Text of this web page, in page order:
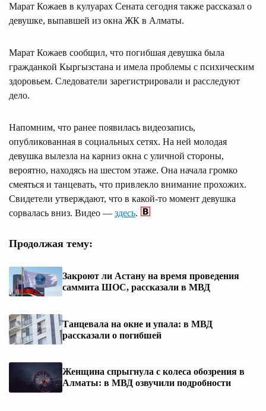
Марат Кожаев в кулуарах Сената сегодня также рассказал о
девушке, выпавшей из окна ЖК в Алматы.
Марат Кожаев сообщил, что погибшая девушка была
гражданкой Кыргызстана и имела проблемы с психическим
здоровьем. Следователи зарегистрировали и расследуют
дело.
Напомним, что ранее появилась видеозапись,
опубликованная в социальных сетях. На ней молодая
девушка вылезла на карниз окна с уличной стороны,
вероятно, находясь на шестом этаже. Она начала громко
смеяться и танцевать, что привлекло внимание прохожих.
Свидетели утверждают, что в какой-то момент девушка
сорвалась вниз. Видео — здесь.
Продолжая тему:
Закроют ли Астану на время проведения
саммита ШОС, рассказали в МВД
Танцевала на окне и упала: в МВД
рассказали о погибшей
Женщина спрыгнула с колеса обозрения в
Алматы: в МВД озвучили подробности